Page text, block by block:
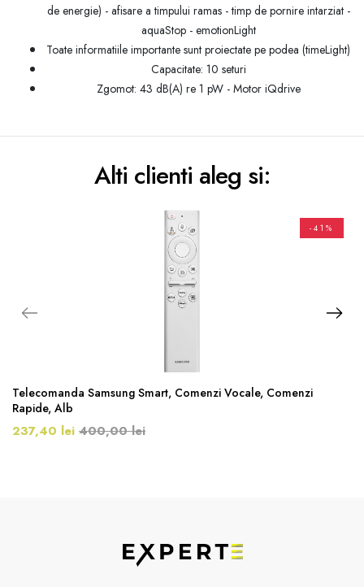
de energie) - afisare a timpului ramas - timp de pornire intarziat -
aquaStop - emotionLight
Toate informatiile importante sunt proiectate pe podea (timeLight)
Capacitate: 10 seturi
Zgomot: 43 dB(A) re 1 pW - Motor iQdrive
Alti clienti aleg si:
-41%
Telecomanda Samsung Smart, Comenzi Vocale, Comenzi
Rapide, Alb
237,40 lei 400,00 lei